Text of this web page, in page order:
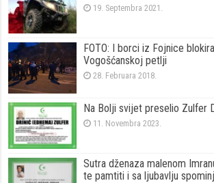
19. Septembra 2021.
FOTO: I borci iz Fojnice
Vogošćanskoj petlji
28. Februara 2018.
Na Bolji svijet preselio Zulfer
11. Novembra 2023.
Sutra dženaza malenom
te pamtiti i sa ljubavlju